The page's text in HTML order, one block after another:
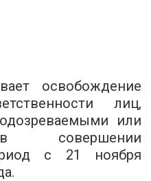
освобождение
лиц,
или
совершении
с 21 ноября